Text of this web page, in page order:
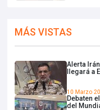
MÁS VISTAS
Alerta
llegará a
10 Marzo
Debaten
del